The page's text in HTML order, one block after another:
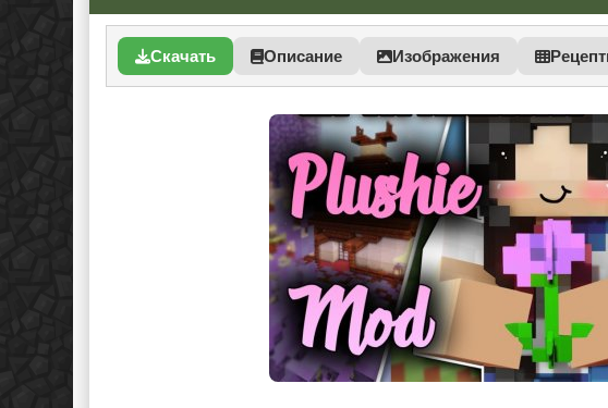
Скачать Описание Изображения